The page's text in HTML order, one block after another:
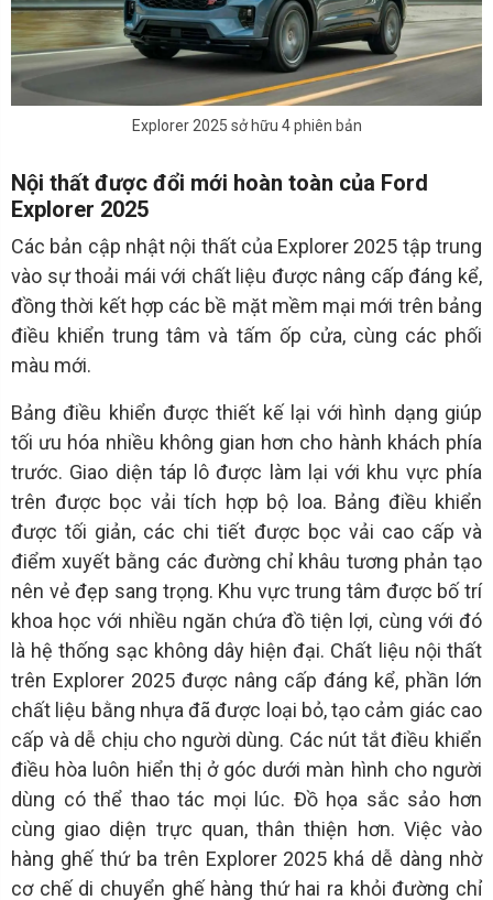
Explorer 2025 sở hữu 4 phiên bản
Nội thất được đổi mới hoàn toàn của Ford
Explorer 2025
Các bản cập nhật nội thất của Explorer 2025 tập trung
vào sự thoải mái với chất liệu được nâng cấp đáng kể,
đồng thời kết hợp các bề mặt mềm mại mới trên bảng
điều khiển trung tâm và tấm ốp cửa, cùng các phối
màu mới.
Bảng điều khiển được thiết kế lại với hình dạng giúp
tối ưu hóa nhiều không gian hơn cho hành khách phía
trước. Giao diện táp lô được làm lại với khu vực phía
trên được bọc vải tích hợp bộ loa. Bảng điều khiển
được tối giản, các chi tiết được bọc vải cao cấp và
điểm xuyết bằng các đường chỉ khâu tương phản tạo
nên vẻ đẹp sang trọng. Khu vực trung tâm được bố trí
khoa học với nhiều ngăn chứa đồ tiện lợi, cùng với đó
là hệ thống sạc không dây hiện đại. Chất liệu nội thất
trên Explorer 2025 được nâng cấp đáng kể, phần lớn
chất liệu bằng nhựa đã được loại bỏ, tạo cảm giác cao
cấp và dễ chịu cho người dùng. Các nút tắt điều khiển
điều hòa luôn hiển thị ở góc dưới màn hình cho người
dùng có thể thao tác mọi lúc. Đồ họa sắc sảo hơn
cùng giao diện trực quan, thân thiện hơn. Việc vào
hàng ghế thứ ba trên Explorer 2025 khá dễ dàng nhờ
cơ chế di chuyển ghế hàng thứ hai ra khỏi đường chỉ